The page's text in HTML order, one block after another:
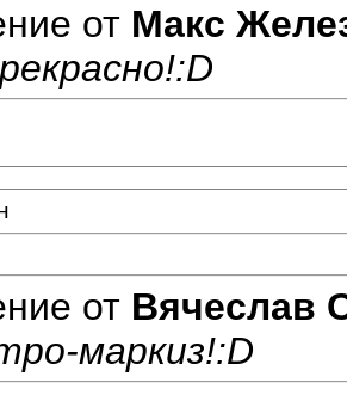
от Макс
от Вячеслав
маркиз!:D